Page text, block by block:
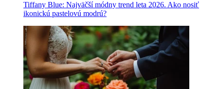
Tiffany Blue: Najväčší módny trend leta 2026. Ako nosiť
ikonickú pastelovú modrú?